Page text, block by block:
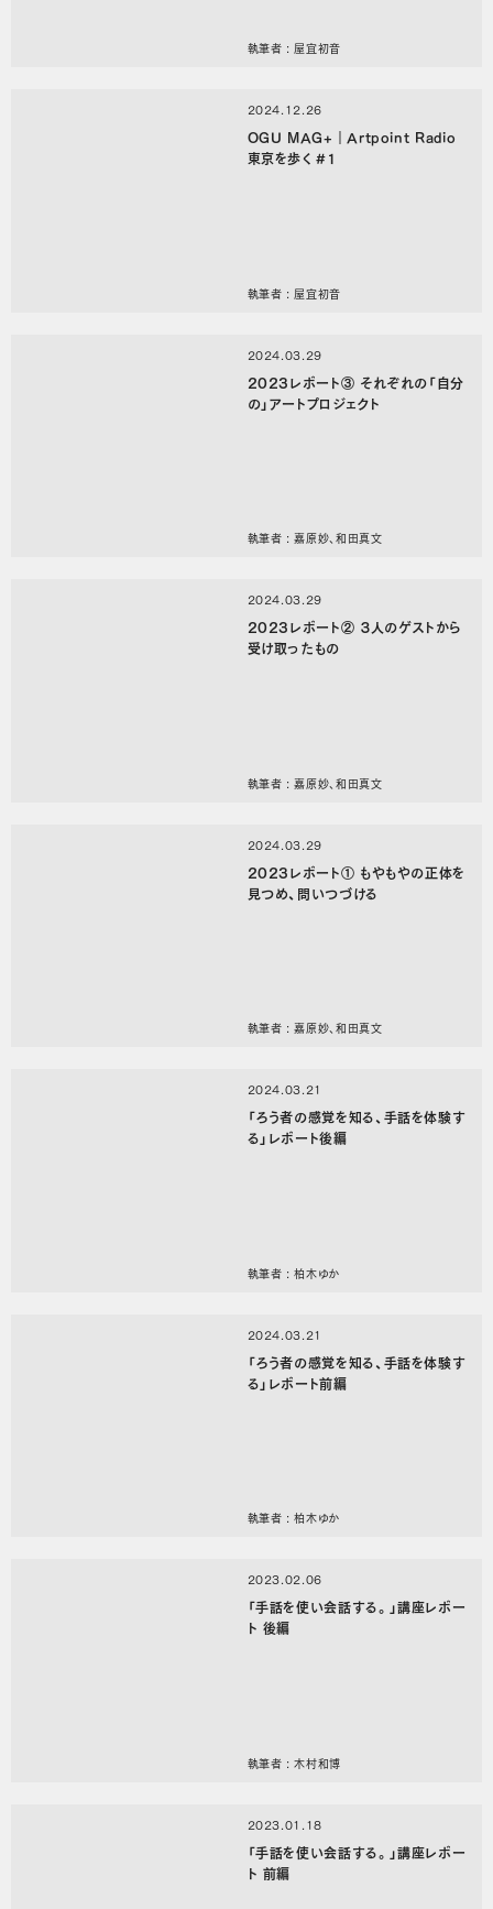
執筆者 : 屋宜初音
2024.12.26
OGU MAG+｜Artpoint Radio
東京を歩く #1
執筆者 : 屋宜初音
2024.03.29
2023レポート③ それぞれの「自分
の」アートプロジェクト
執筆者 : 嘉原妙、和田真文
2024.03.29
2023レポート② ３人のゲストから
受け取ったもの
執筆者 : 嘉原妙、和田真文
2024.03.29
2023レポート① もやもやの正体を
見つめ、問いつづける
執筆者 : 嘉原妙、和田真文
2024.03.21
「ろう者の感覚を知る、手話を体験す
る」レポート後編
執筆者 : 柏木ゆか
2024.03.21
「ろう者の感覚を知る、手話を体験す
る」レポート前編
執筆者 : 柏木ゆか
2023.02.06
「手話を使い会話する。」講座レポー
ト 後編
執筆者 : 木村和博
2023.01.18
「手話を使い会話する。」講座レポー
ト 前編